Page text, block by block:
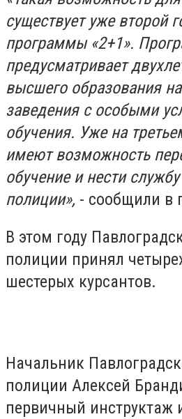
существует уже второй
программы «2+1».
предусматривает
высшего образования
заведения с особыми
обучения. Уже на
имеют возможность
обучение и нести
полиции», - сообщили в
В этом году
полиции принял
шестерых курсантов.
Начальник
полиции Алексей
первичный инструктаж